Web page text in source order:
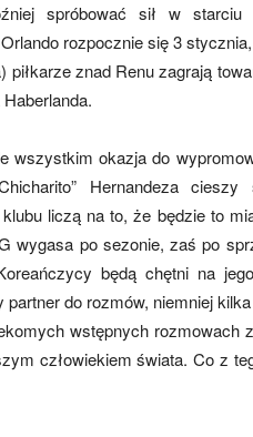
spróbować sił w starciu
rozpocznie się 3
znad Renu zagrają
wszystkim okazja do
Hernandeza cieszy
liczą na to, że będzie to
wygasa po sezonie, zaś po
będą chętni na jego
do rozmów, niemniej
wstępnych rozmowach
człowiekiem świata. Co z